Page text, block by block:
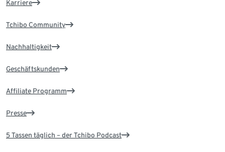
Karriere
Tchibo Community
Nachhaltigkeit
Geschäftskunden
Affiliate Programm
Presse
5 Tassen täglich – der Tchibo Podcast